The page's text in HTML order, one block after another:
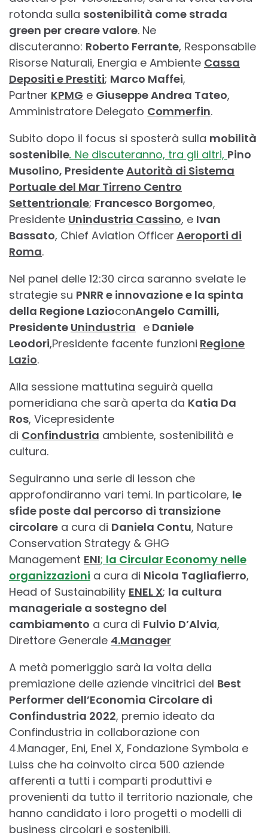
rotonda sulla sostenibilità come strada
green per creare valore. Ne
discuteranno: Roberto Ferrante, Responsabile
Risorse Naturali, Energia e Ambiente Cassa
Depositi e Prestiti; Marco Maffei,
Partner KPMG e Giuseppe Andrea Tateo,
Amministratore Delegato Commerfin.
Subito dopo il focus si sposterà sulla mobilità
sostenibile. Ne discuteranno, tra gli altri, Pino
Musolino, PresidenteAutorità di Sistema
Portuale del Mar Tirreno Centro
Settentrionale; Francesco Borgomeo,
Presidente Unindustria Cassino, e Ivan
Bassato, Chief Aviation Officer Aeroporti di
Roma.
Nel panel delle 12:30 circa saranno svelate le
strategie su PNRR e innovazione e la spinta
della Regione LazioconAngelo Camilli,
Presidente Unindustria e Daniele
Leodori,Presidente facente funzioni Regione
Lazio.
Alla sessione mattutina seguirà quella
pomeridiana che sarà aperta da Katia Da
Ros, Vicepresidente
di Confindustria ambiente, sostenibilità e
cultura.
Seguiranno una serie di lesson che
approfondiranno vari temi. In particolare, le
sfide poste dal percorso di transizione
circolare a cura di Daniela Contu, Nature
Conservation Strategy & GHG
Management ENI; la Circular Economy nelle
organizzazioni a cura di Nicola Tagliafierro,
Head of Sustainability ENEL X; la cultura
manageriale a sostegno del
cambiamento a cura di Fulvio D’Alvia,
Direttore Generale 4.Manager
A metà pomeriggio sarà la volta della
premiazione delle aziende vincitrici del Best
Performer dell’Economia Circolare di
Confindustria 2022, premio ideato da
Confindustria in collaborazione con
4.Manager, Eni, Enel X, Fondazione Symbola e
Luiss che ha coinvolto circa 500 aziende
afferenti a tutti i comparti produttivi e
provenienti da tutto il territorio nazionale, che
hanno candidato i loro progetti o modelli di
business circolari e sostenibili.